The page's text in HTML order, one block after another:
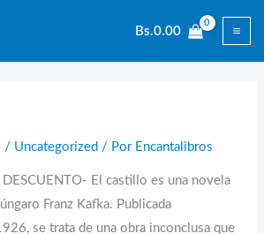
Bs.0.00
/ Uncategorized / Por Encantalibros
El castillo es una novela
Franz Kafka. Publicada
se trata de una obra inconclusa que